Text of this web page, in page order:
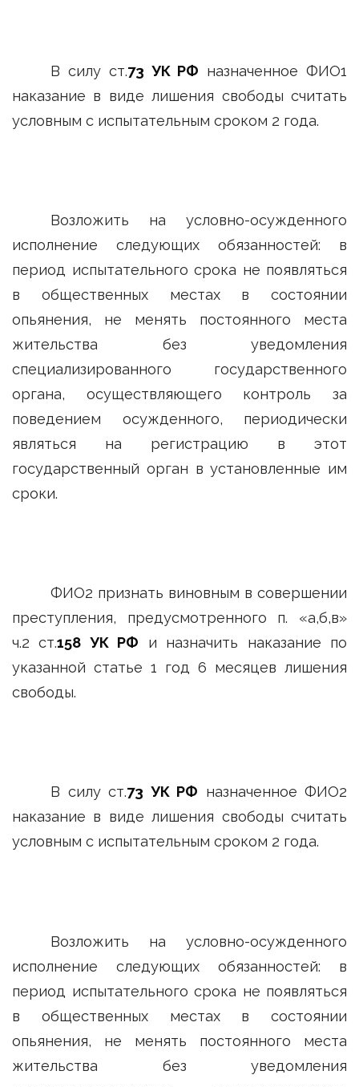
В силу ст.73 УК РФ назначенное ФИО1
наказание в виде лишения свободы считать
условным с испытательным сроком 2 года.
Возложить на условно-осужденного
исполнение следующих обязанностей: в
период испытательного срока не появляться
в общественных местах в состоянии
опьянения, не менять постоянного места
жительства без уведомления
специализированного государственного
органа, осуществляющего контроль за
поведением осужденного, периодически
являться на регистрацию в этот
государственный орган в установленные им
сроки.
ФИО2 признать виновным в совершении
преступления, предусмотренного п. «а,б,в»
ч.2 ст.158 УК РФ и назначить наказание по
указанной статье 1 год 6 месяцев лишения
свободы.
В силу ст.73 УК РФ назначенное ФИО2
наказание в виде лишения свободы считать
условным с испытательным сроком 2 года.
Возложить на условно-осужденного
исполнение следующих обязанностей: в
период испытательного срока не появляться
в общественных местах в состоянии
опьянения, не менять постоянного места
жительства без уведомления